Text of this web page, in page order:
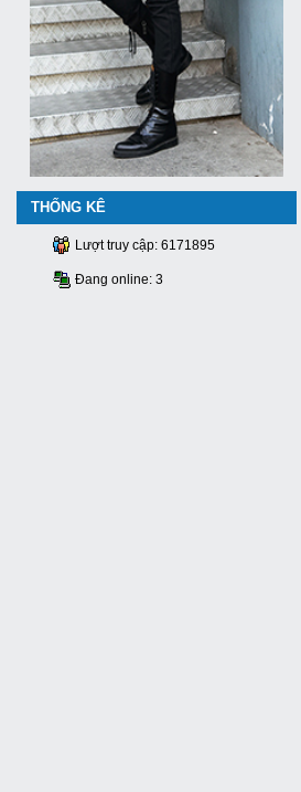
THỐNG KÊ
Lượt truy cập: 6171895
Đang online: 3